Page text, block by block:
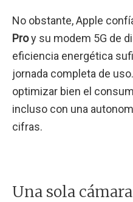
No obstante, Apple
Proy su modem 5G de
eficiencia energética
jornada completa de
optimizar bien el
incluso con una
cifras.
Una sola